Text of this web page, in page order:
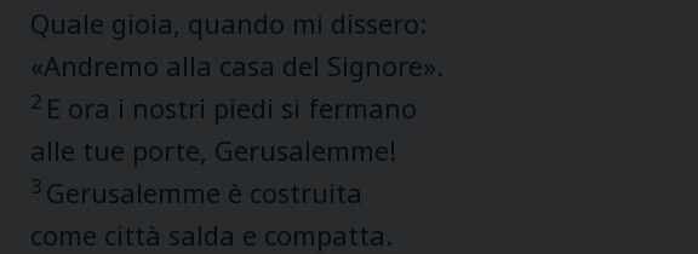
Quale gioia, quando mi dissero:
«Andremo alla casa del Signore».
2 E ora i nostri piedi si fermano
alle tue porte, Gerusalemme!
3 Gerusalemme è costruita
come città salda e compatta.